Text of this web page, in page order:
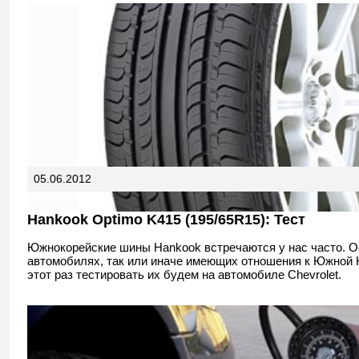
05.06.2012
Hankook Optimo K415 (195/65R15): Тест
Южнокорейские шины Hankook встречаются у нас часто.
автомобилях, так или иначе имеющих отношения к Южной
этот раз тестировать их будем на автомобиле Chevrolet.